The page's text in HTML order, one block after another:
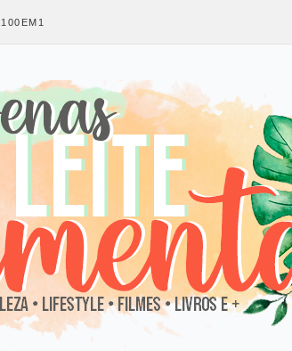
100EM1